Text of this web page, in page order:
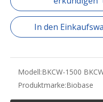
In den
Modell:BKCW-1500
Produktmarke:Biobase